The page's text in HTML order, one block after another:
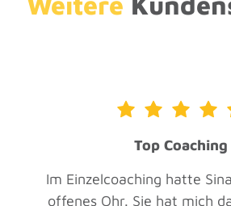
Top Coaching
Im Einzelcoaching hatte
offenes Ohr. Sie hat mich